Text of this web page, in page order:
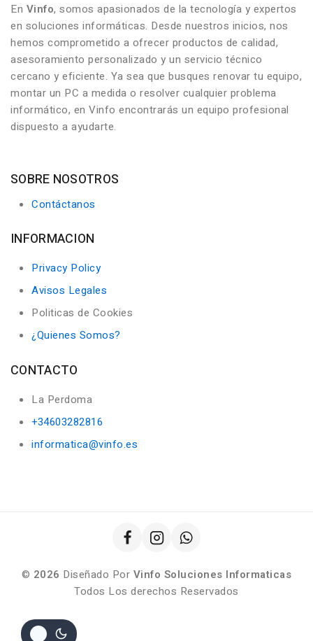
En Vinfo, somos apasionados de la tecnología y expertos
en soluciones informáticas. Desde nuestros inicios, nos
hemos comprometido a ofrecer productos de calidad,
asesoramiento personalizado y un servicio técnico
cercano y eficiente. Ya sea que busques renovar tu equipo,
montar un PC a medida o resolver cualquier problema
informático, en Vinfo encontrarás un equipo profesional
dispuesto a ayudarte.
SOBRE NOSOTROS
Contáctanos
INFORMACION
Privacy Policy
Avisos Legales
Politicas de Cookies
¿Quienes Somos?
CONTACTO
La Perdoma
+34603282816
informatica@vinfo.es
© 2026 Diseñado Por Vinfo Soluciones Informaticas
Todos Los derechos Reservados